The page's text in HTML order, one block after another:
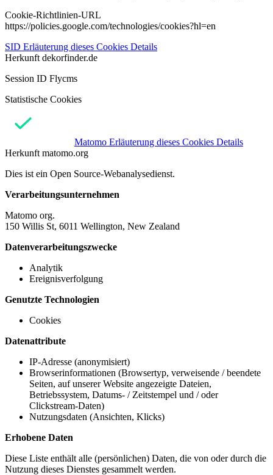
Cookie-Richtlinien-URL
https://policies.google.com/technologies/cookies?hl=en
SID Erläuterung dieses Cookies Details
Herkunft dekorfinder.de
Session ID Flycms
Statistische Cookies
Matomo Erläuterung dieses Cookies Details
Herkunft matomo.org
Dies ist ein Open Source-Webanalysedienst.
Verarbeitungsunternehmen
Matomo org.
150 Willis St, 6011 Wellington, New Zealand
Datenverarbeitungszwecke
Analytik
Ereignisverfolgung
Genutzte Technologien
Cookies
Datenattribute
IP-Adresse (anonymisiert)
Browserinformationen (Browsertyp, verweisende / beendete
Seiten, auf unserer Website angezeigte Dateien,
Betriebssystem, Datums- / Zeitstempel und / oder
Clickstream-Daten)
Nutzungsdaten (Ansichten, Klicks)
Erhobene Daten
Diese Liste enthält alle (persönlichen) Daten, die von oder durch die
Nutzung dieses Dienstes gesammelt werden.